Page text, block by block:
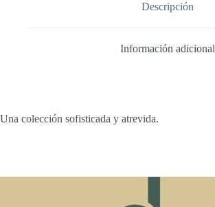
Descripción
Información adicional
Una colección sofisticada y atrevida.